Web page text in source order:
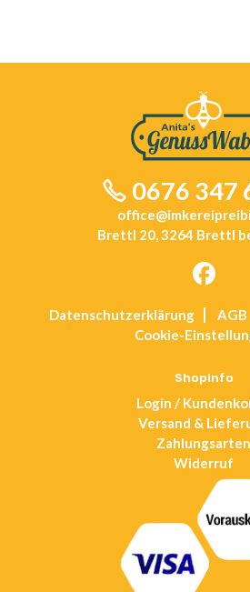
0676 347
Brettl 20, 3264 Brettl
a
tab
Datenschutz­erklärung AGB
Cookie-
Shopinfo
Login /
Versand &
Zahlungsarten
Widerruf